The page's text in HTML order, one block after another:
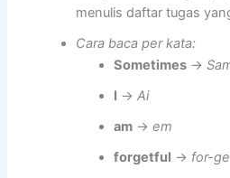
menulis daftar tugas
Cara baca per kata:
Sometimes →
I →Ai
am →em
forgetful → for-